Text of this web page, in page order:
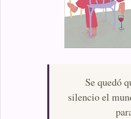
Se quedó
silencio el